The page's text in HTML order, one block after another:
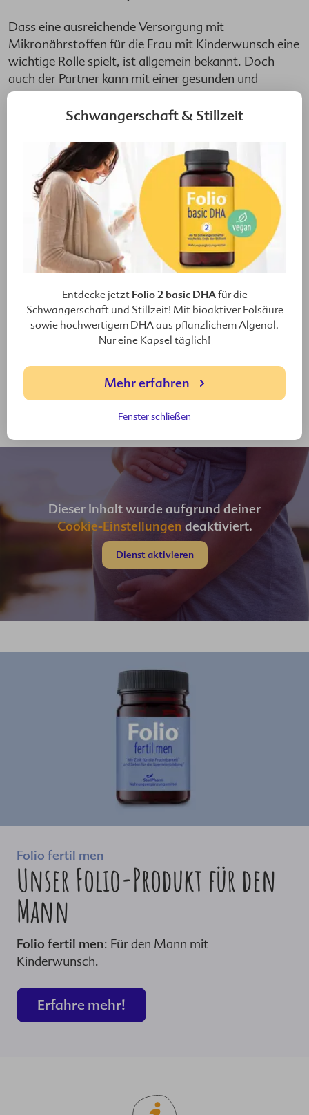
Dass eine ausreichende Versorgung mit
Mikronährstoffen für die Frau mit Kinderwunsch eine
wichtige Rolle spielt, ist allgemein bekannt. Doch
auch der Partner kann mit einer gesunden und
abwechslungsreichen Kost sowie einer gezielten
Zufuhr von Mikronährstoffen seine Fertilität
Folio fertil men, der speziell für Männer mit
Kinderwunsch entwickelten Mikronährstoff-
Kombination, ergänzt du deine Ernährung sinnvoll:
Die inFolio fertil men
enthaltenen Mineralstoffe
Zink und Selen unterstützen aktiv die
Spermienbildung und Spermienreifung.
Folio fertil men
sollte langfristig, jedoch mindestens
über drei Monate vor dem gewünschten Eintritt der
jedes Stadium der Spermienproduktion optimal
unterstützt.
eine Versorgung mit den notwendigen Vitaminen und
Mineralstoffen, die für die Spermienbildung und
Dieser Inhalt wurde aufgrund deiner
Cookie-Einstellungen deaktiviert.
Dienst aktivieren
Folio fertil men
Unser Folio-Produkt für den
Mann
Folio fertil men: Für den Mann mit
Kinderwunsch.
Erfahre mehr!
Schwangerschaft & Stillzeit
Entdecke jetzt Folio 2 basic DHAfür die
Schwangerschaft und Stillzeit! Mit bioaktiver Folsäure
sowie hochwertigem DHA aus pflanzlichem Algenöl.
Nur eine Kapsel täglich!
Mehr erfahren
Fenster schließen